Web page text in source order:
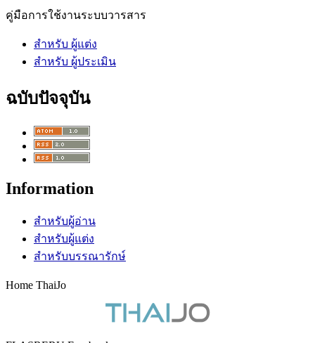
คู่มือการใช้งานระบบวารสาร
สำหรับ ผู้แต่ง
สำหรับ ผู้ประเมิน
ฉบับปัจจุบัน
Information
สำหรับผู้อ่าน
สำหรับผู้แต่ง
สำหรับบรรณารักษ์
Home ThaiJo